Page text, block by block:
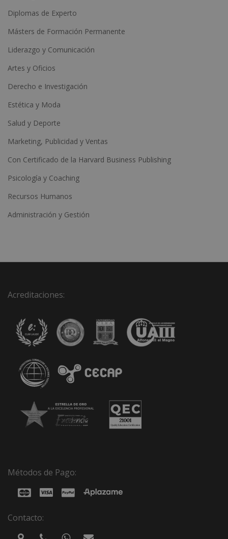
Diplomas de Experto
Másters de Formación Permanente
Liderazgo y Comunicación
Artes y Oficios
Derecho e Investigación
Estética y Moda
Salud y Deporte
Marketing, Publicidad y Ventas
Con Certificado de la Harvard Business Publishing
Psicología y Coaching
Recursos Humanos
Administración y Gestión
Acreditaciones:
Métodos de Pago:
Contacto: